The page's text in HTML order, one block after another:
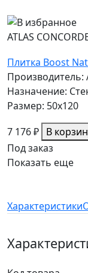
ATLAS
Плитка Boost
Производитель:
Назначение:
Размер: 50x120
7 176 ₽ В
Под заказ
Показать еще
Характеристики